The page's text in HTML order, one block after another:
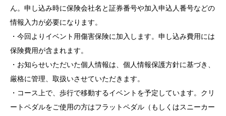
ん。申し込み時に保険会社名と証券番号や加入申込人番号などの
情報入力が必要になります。
・今回よりイベント用傷害保険に加入します。申し込み費用には
保険費用が含まれます。
・お知らせいただいた個人情報は、個人情報保護方針に基づき、
厳格に管理、取扱いさせていただきます。
・コース上で、歩行で移動するイベントを予定しています。クリ
ートペダルをご使用の方はフラットペダル（もしくはスニーカー